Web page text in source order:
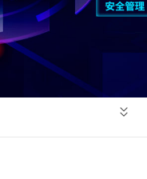
经典案例
联系我们